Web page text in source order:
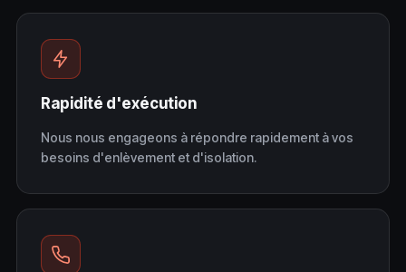
Rapidité d'exécution
Nous nous engageons à répondre rapidement à vos
besoins d'enlèvement et d'isolation.